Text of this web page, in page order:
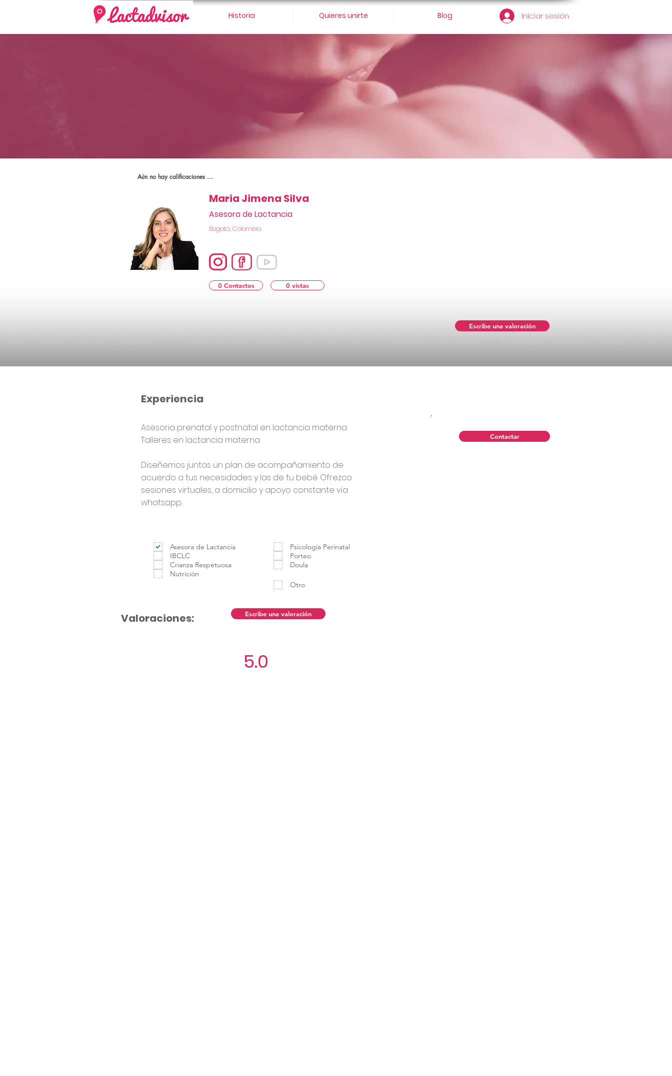
Iniciar sesión
Historia Quieres unirte Blog
Aún no hay calificaciones ...
Maria Jimena Silva
Asesora de Lactancia
Bogotá, Colombia
0 Contactos 0 vistas
Escribe una valoración
Asesoria prenatal y postnatal en lactancia materna.
Talleres en lactancia materna
Diseñemos juntas un plan de acompañamiento de
acuerdo a tus necesidades y las de tu bebé. Ofrezco
sesiones virtuales, a domicilio y apoyo constante via
whatsapp.
Asesora de Lactancia
IBCLC
Crianza Respetuosa
Nutrición
Psicología Perinatal
Porteo
Doula
Otro
Contactar
Experiencia
Valoraciones: Escribe una valoración
5.0